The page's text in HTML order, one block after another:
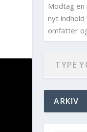
Modtag en
nyt
omfatter
ARKIV